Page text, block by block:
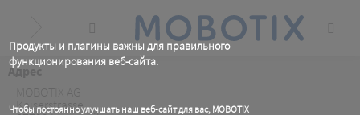
Продукты и плагины важны для правильного
функционирования веб-сайта.
Чтобы постоянно улучшать наш веб-сайт для вас, MOBOTIX
content
Aдрес
Kaiserstrasse